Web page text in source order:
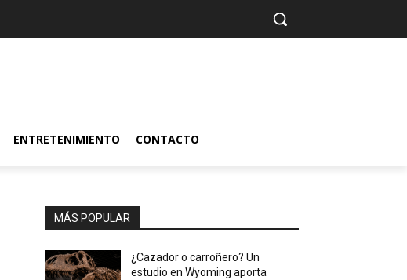
ENTRETENIMIENTO CONTACTO
MÁS POPULAR
¿Cazador o carroñero? Un
estudio en Wyoming aporta